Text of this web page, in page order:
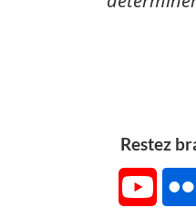
Restez